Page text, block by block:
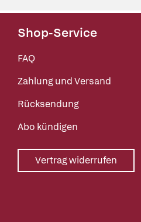
Shop-Service
FAQ
Zahlung und Versand
Rücksendung
Abo kündigen
Vertrag widerrufen